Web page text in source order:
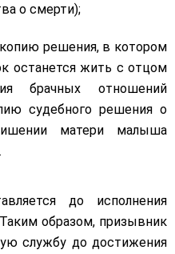
о смерти);
решения, в котором
останется жить с отцом
брачных отношений
судебного решения о
матери малыша
до исполнения
образом, призывник
службу до достижения